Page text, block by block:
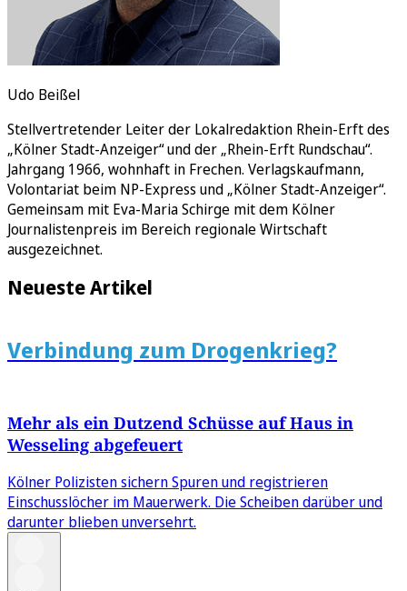
Udo Beißel
Stellvertretender Leiter der Lokalredaktion Rhein-Erft des
„Kölner Stadt-Anzeiger“ und der „Rhein-Erft Rundschau“.
Jahrgang 1966, wohnhaft in Frechen. Verlagskaufmann,
Volontariat beim NP-Express und „Kölner Stadt-Anzeiger“.
Gemeinsam mit Eva-Maria Schirge mit dem Kölner
Journalistenpreis im Bereich regionale Wirtschaft
ausgezeichnet.
Neueste Artikel
Verbindung zum Drogenkrieg?
Mehr als ein Dutzend Schüsse auf Haus in
Wesseling abgefeuert
Kölner Polizisten sichern Spuren und registrieren
Einschusslöcher im Mauerwerk. Die Scheiben darüber und
darunter blieben unversehrt.